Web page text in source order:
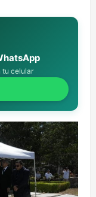
tu celular